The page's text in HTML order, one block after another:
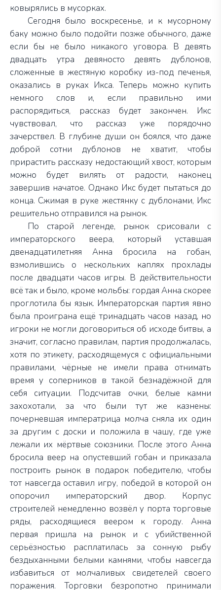
ковырялись в мусорках.
Сегодня было воскресенье, и к мусорному
баку можно было подойти позже обычного, даже
если бы не было никакого уговора. В девять
двадцать утра девяносто девять дублонов,
сложенные в жестяную коробку из-под печенья,
оказались в руках Икса. Теперь можно купить
немного слов и, если правильно ими
распорядиться, рассказ будет закончен. Икс
чувствовал, что рассказ уже порядочно
зачерствел. В глубине души он боялся, что даже
доброй сотни дублонов не хватит, чтобы
прирастить рассказу недостающий хвост, которым
можно будет вилять от радости, наконец
завершив начатое. Однако Икс будет пытаться до
конца. Сжимая в руке жестянку с дублонами, Икс
решительно отправился на рынок.
По старой легенде, рынок срисовали с
императорского веера, который уставшая
двенадцатилетняя Анна бросила на гобан,
взмолившись о нескольких каплях прохлады
после двадцати часов игры. В действительности
всё так и было, кроме мольбы: гордая Анна скорее
проглотила бы язык. Императорская партия явно
была проиграна ещё тринадцать часов назад, но
игроки не могли договориться об исходе битвы, а
значит, согласно правилам, партия продолжалась,
хотя по этикету, расходящемуся с официальными
правилами, чёрные не имели права отнимать
время у соперников в такой безнадёжной для
себя ситуации. Подсчитав очки, белые камни
захохотали, за что были тут же казнены:
почерневшая императрица молча сняла их один
за другим с доски и положила в чашу, где уже
лежали их мёртвые союзники. После этого Анна
бросила веер на опустевший гобан и приказала
построить рынок в подарок победителю, чтобы
тот навсегда оставил игру, победой в которой он
опорочил императорский двор. Корпус
строителей немедленно возвёл у порта торговые
ряды, расходящиеся веером к городу. Анна
первая пришла на рынок и с убийственной
серьёзностью расплатилась за сонную рыбу
бездыханными белыми камнями, чтобы навсегда
избавиться от молчаливых свидетелей своего
поражения. Торговки безропотно принимали